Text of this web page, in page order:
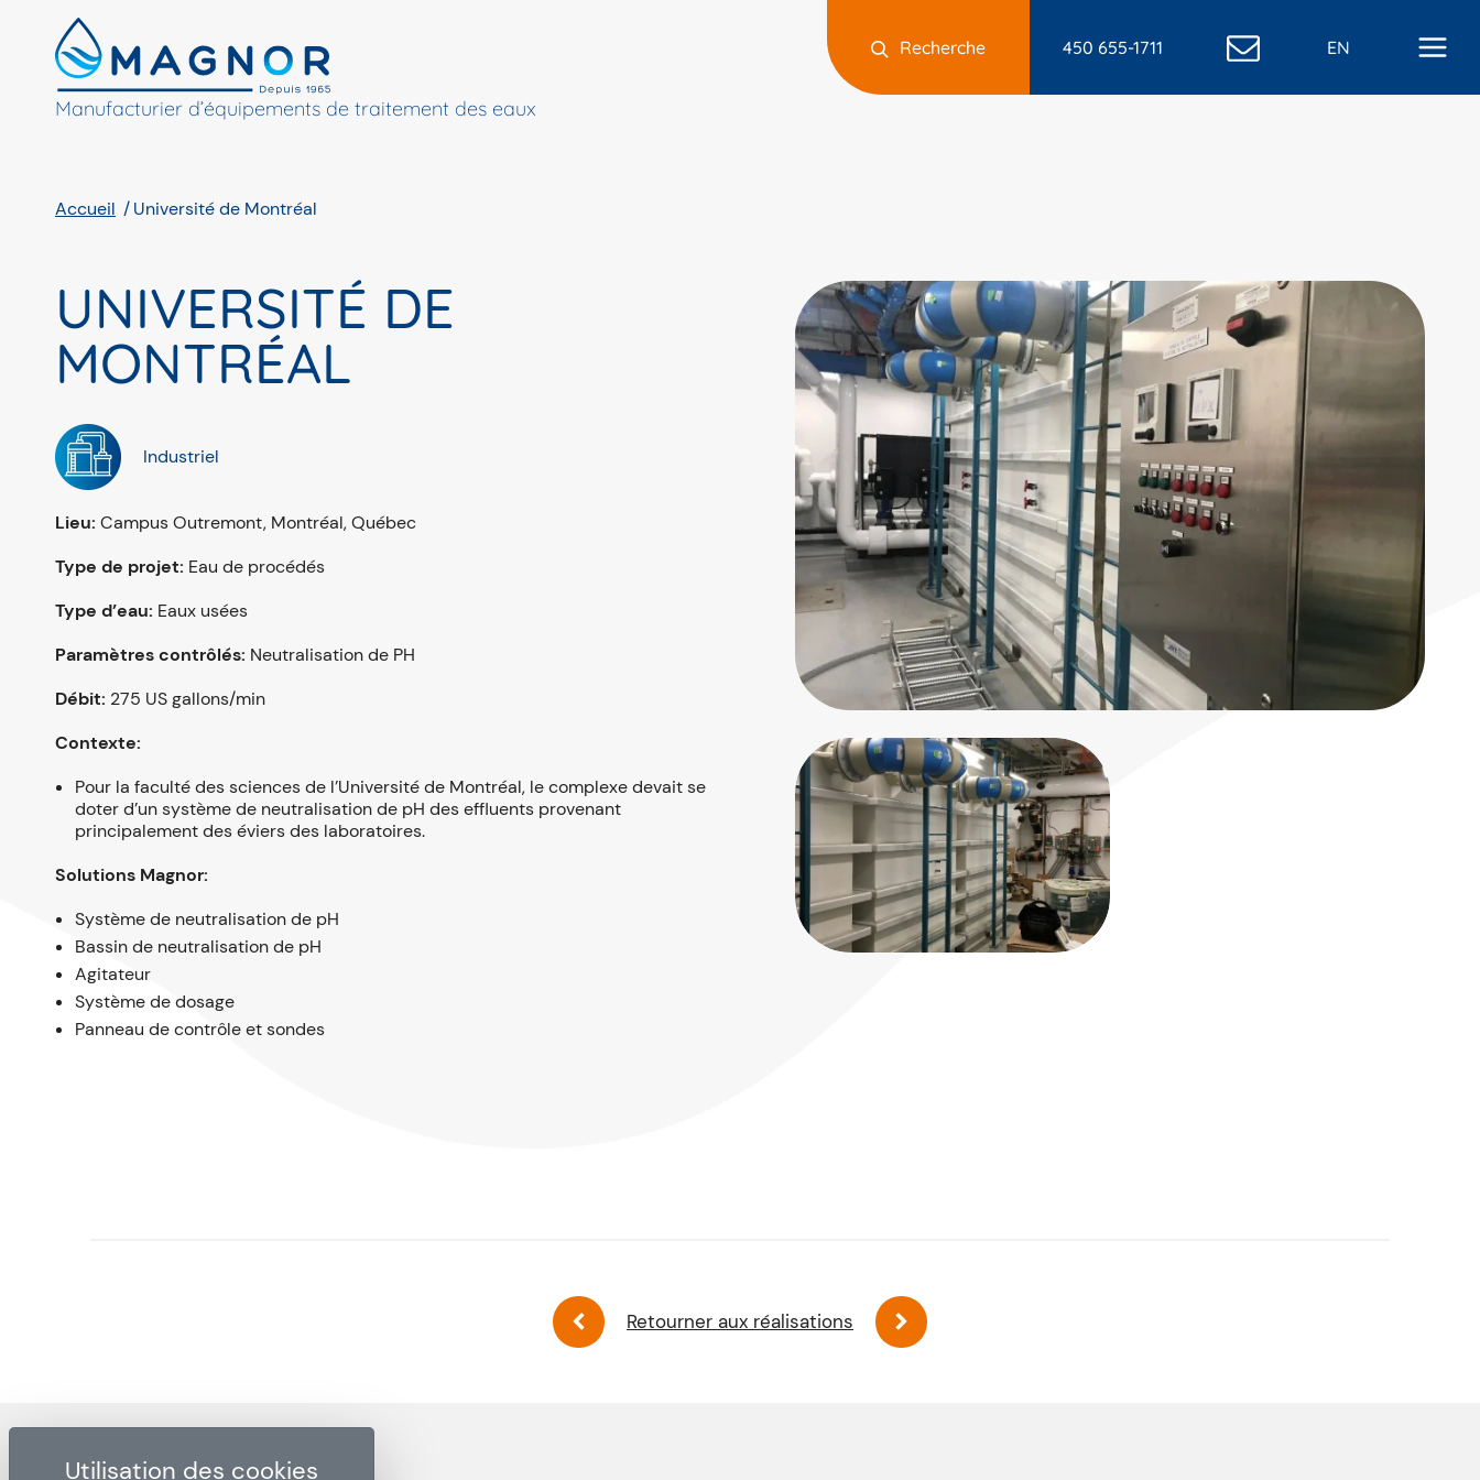
Manufacturier d’équipements de traitement des eaux
Recherche 450 655-1711 EN
Accueil Université de Montréal
UNIVERSITÉ DE
MONTRÉAL
Industriel
Lieu: Campus Outremont, Montréal, Québec
Type de projet: Eau de procédés
Type d’eau: Eaux usées
Paramètres contrôlés: Neutralisation de PH
Débit: 275 US gallons/min
Contexte:
Pour la faculté des sciences de l’Université de Montréal, le complexe devait se
doter d’un système de neutralisation de pH des effluents provenant
principalement des éviers des laboratoires.
Solutions Magnor:
Système de neutralisation de pH
Bassin de neutralisation de pH
Agitateur
Système de dosage
Panneau de contrôle et sondes
Retourner aux réalisations